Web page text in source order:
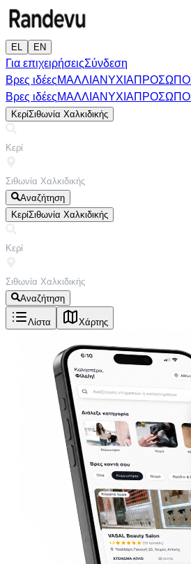
EL EN
Για επιχειρήσειςΣύνδεση
Βρες ιδέεςΜΑΛΛΙΑΝΥΧΙΑΠΡΟΣΩΠΟ
Βρες ιδέεςΜΑΛΛΙΑΝΥΧΙΑΠΡΟΣΩΠΟ
ΚερίΣιθωνία Χαλκιδικής
Αναζήτηση
ΚερίΣιθωνία Χαλκιδικής
Αναζήτηση
Λίστα Χάρτης